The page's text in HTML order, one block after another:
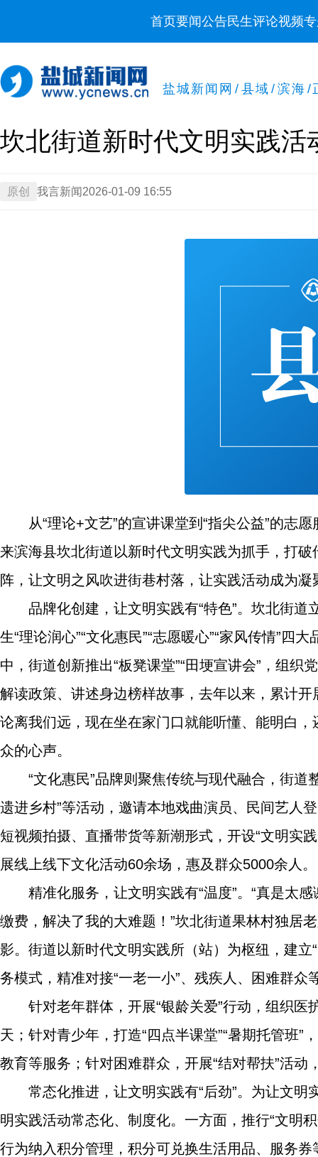
首页要闻公告民生评论视频
盐城新闻网 / 县域 / 滨海 /
坎北街道新时代文明实践活
原创 我言新闻 2026-01-09 16:55
从“理论+文艺”的宣讲课堂到“指尖公益”的志
来滨海县坎北街道以新时代文明实践为抓手，打
阵，让文明之风吹进街巷村落，让实践活动成为
品牌化创建，让文明实践有“特色”。坎北街
生“理论润心”“文化惠民”“志愿暖心”“家风传情”四
中，街道创新推出“板凳课堂”“田埂宣讲会”，组
解读政策、讲述身边榜样故事，去年以来，累计
论离我们远，现在坐在家门口就能听懂、能明白
众的心声。
“文化惠民”品牌则聚焦传统与现代融合，街道
遗进乡村”等活动，邀请本地戏曲演员、民间艺人
短视频拍摄、直播带货等新潮形式，开设“文明实
展线上线下文化活动60余场，惠及群众5000余人。
精准化服务，让文明实践有“温度”。“真是太
缴费，解决了我的大难题！”坎北街道果林村独居
影。街道以新时代文明实践所（站）为枢纽，建立
务模式，精准对接“一老一小”、残疾人、困难群众
针对老年群体，开展“银龄关爱”行动，组织
天；针对青少年，打造“四点半课堂”“暑期托管班
教育等服务；针对困难群众，开展“结对帮扶”活
常态化推进，让文明实践有“后劲”。为让文
明实践活动常态化、制度化。一方面，推行“文明
行为纳入积分管理，积分可兑换生活用品、服务